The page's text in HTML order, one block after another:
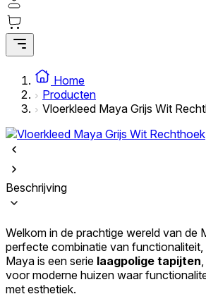
Home
Producten
Vloerkleed Maya Grijs Wit
Beschrijving
Welkom in de prachtige wereld van de
perfecte combinatie van functionaliteit,
Maya is een serie laagpolige tapijten
voor moderne huizen waar
met esthetiek.
Statistieken
Statistische cookies helpen website-eigenaren
bezoekers omgaan met websites door anoniem
verzamelen en te rapporteren.
Marketingcookies worden gebruikt om
Niet-geclassificeerde cookies zijn cookies die
classificatie zijn, samen met de aanbieders van